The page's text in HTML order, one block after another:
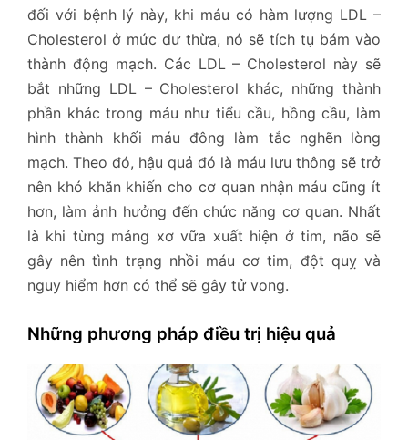
đối với bệnh lý này, khi máu có hàm lượng LDL –
Cholesterol ở mức dư thừa, nó sẽ tích tụ bám vào
thành động mạch. Các LDL – Cholesterol này sẽ
bắt những LDL – Cholesterol khác, những thành
phần khác trong máu như tiểu cầu, hồng cầu, làm
hình thành khối máu đông làm tắc nghẽn lòng
mạch. Theo đó, hậu quả đó là máu lưu thông sẽ trở
nên khó khăn khiến cho cơ quan nhận máu cũng ít
hơn, làm ảnh hưởng đến chức năng cơ quan. Nhất
là khi từng mảng xơ vữa xuất hiện ở tim, não sẽ
gây nên tình trạng nhồi máu cơ tim, đột quỵ và
nguy hiểm hơn có thể sẽ gây tử vong.
Những phương pháp điều trị hiệu quả